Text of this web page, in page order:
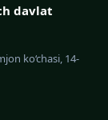
davlat
ko‘chasi, 14-